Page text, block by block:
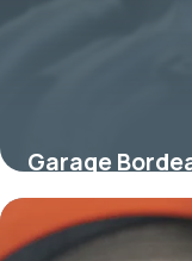
Garage
2026
3 juin 2026